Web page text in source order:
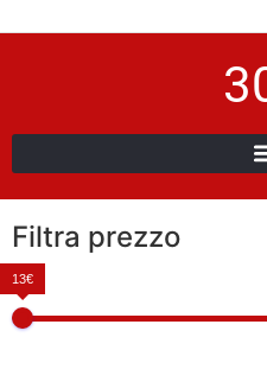
Filtra prezzo
13€